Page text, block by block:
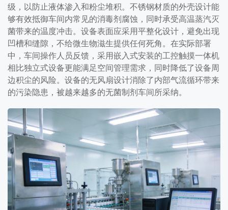
级，以防止液体渗入和粉尘堆积。不锈钢材质的外壳设计能
够有效抵御车间内常见的消毒剂腐蚀，同时承受高温蒸汽灭
菌带来的温度冲击。设备表面应采用平整化设计，避免出现
凹槽和缝隙，不给微生物滋生提供任何死角。在实际部署
中，车间操作人员反馈，采用嵌入式安装的工控触摸一体机
相比独立式设备更能满足空间管理需求，同时降低了设备周
边积尘的风险。设备的无风扇设计消除了内部气流循环带来
的污染隐患，被越来越多的无菌制剂车间所采纳。